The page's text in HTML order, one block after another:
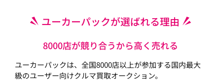
ユーカーパックが選ばれる理由
8000店が競り合うから高く売れる
ユーカーパックは、全国8000店以上が参加する国内最大
級のユーザー向けクルマ買取オークション。